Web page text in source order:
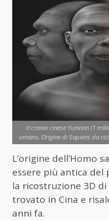
Il cranio cinese Yunxian (1
umano. Origine di Sapiens da
L’origine dell’Homo
essere più antica del
la ricostruzione 3D
trovato in Cina e
anni fa.